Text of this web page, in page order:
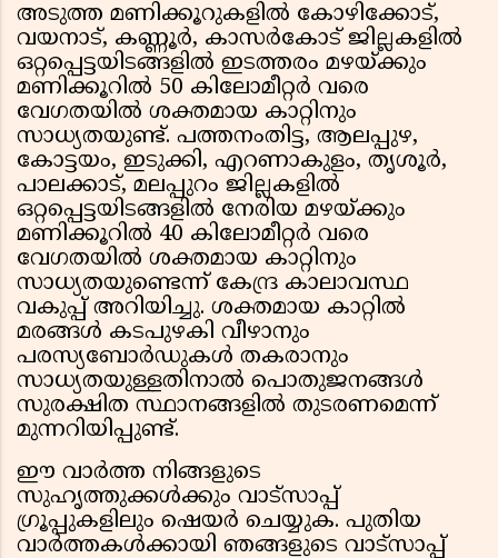
അടുത്ത മണിക്കൂറുകളിൽ കോഴിക്കോട്,
വയനാട്, കണ്ണൂർ, കാസർകോട് ജില്ലകളിൽ
ഒറ്റപ്പെട്ടയിടങ്ങളിൽ ഇടത്തരം മഴയ്ക്കും
മണിക്കൂറിൽ 50 കിലോമീറ്റർ വരെ
വേഗതയിൽ ശക്തമായ കാറ്റിനും
സാധ്യതയുണ്ട്. പത്തനംതിട്ട, ആലപ്പുഴ,
കോട്ടയം, ഇടുക്കി, എറണാകുളം, തൃശൂർ,
പാലക്കാട്, മലപ്പുറം ജില്ലകളിൽ
ഒറ്റപ്പെട്ടയിടങ്ങളിൽ നേരിയ മഴയ്ക്കും
മണിക്കൂറിൽ 40 കിലോമീറ്റർ വരെ
വേഗതയിൽ ശക്തമായ കാറ്റിനും
സാധ്യതയുണ്ടെന്ന് കേന്ദ്ര കാലാവസ്ഥ
വകുപ്പ് അറിയിച്ചു. ശക്തമായ കാറ്റിൽ
മരങ്ങൾ കടപുഴകി വീഴാനും
പരസ്യബോർഡുകൾ തകരാനും
സാധ്യതയുള്ളതിനാൽ പൊതുജനങ്ങൾ
സുരക്ഷിത സ്ഥാനങ്ങളിൽ തുടരണമെന്ന്
മുന്നറിയിപ്പുണ്ട്.
ഈ വാർത്ത നിങ്ങളുടെ
സുഹൃത്തുക്കൾക്കും വാട്സാപ്പ്
ഗ്രൂപ്പുകളിലും ഷെയർ ചെയ്യുക. പുതിയ
വാർത്തകൾക്കായി ഞങ്ങളുടെ വാട്സാപ്പ്